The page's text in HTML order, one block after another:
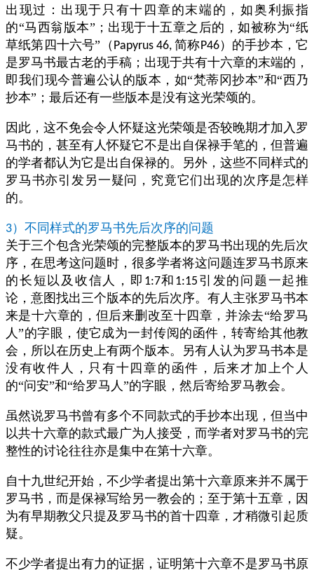
出现过：出现于只有十四章的末端的，如奥利振指
的“马西翁版本”；出现于十五章之后的，如被称为“纸
草纸第四十六号”（ Papyrus 46,简称P46）的手抄本，它
是罗马书最古老的手稿；出现于共有十六章的末端的，
即我们现今普遍公认的版本，如“梵蒂冈抄本”和“西乃
抄本”；最后还有一些版本是没有这光荣颂的。
因此，这不免会令人怀疑这光荣颂是否较晚期才加入罗
马书的，甚至有人怀疑它不是出自保禄手笔的，但普遍
的学者都认为它是出自保禄的。另外，这些不同样式的
罗马书亦引发另一疑问，究竟它们出现的次序是怎样
的。
3）不同样式的罗马书先后次序的问题
关于三个包含光荣颂的完整版本的罗马书出现的先后次
序，在思考这问题时，很多学者将这问题连罗马书原来
的长短以及收信人，即 1:7和 1:15 引发的问题一起推
论，意图找出三个版本的先后次序。有人主张罗马书本
来是十六章的，但后来删改至十四章，并涂去“给罗马
人”的字眼，使它成为一封传阅的函件，转寄给其他教
会，所以在历史上有两个版本。另有人认为罗马书本是
没有收件人，只有十四章的函件，后来才加上个人
的“问安”和“给罗马人”的字眼，然后寄给罗马教会。
虽然说罗马书曾有多个不同款式的手抄本出现，但当中
以共十六章的款式最广为人接受，而学者对罗马书的完
整性的讨论往往亦是集中在第十六章。
自十九世纪开始，不少学者提出第十六章原来并不属于
罗马书，而是保禄写给另一教会的；至于第十五章，因
为有早期教父只提及罗马书的首十四章，才稍微引起质
疑。
不少学者提出有力的证据，证明第十六章不是罗马书原